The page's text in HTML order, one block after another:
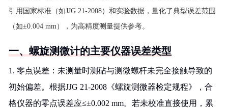
引用国家标准（如JJG 21-2008）和实验数据，量化了典型误差范围
（如±0.004 mm），为高精度测量提供参考。
一、螺旋测微计的主要仪器误差类型
1. 零点误差：未测量时测砧与测微螺杆未完全接触导致的
初始偏差。根据JJG 21-2008《螺旋测微器检定规程》，合
格仪器的零点误差应≤±0.002 mm。若未校准直接使用，累